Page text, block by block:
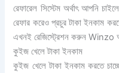
রেফারেল সিস্টেম অর্থাৎ আপনি
রেফার করেও প্রচুর টাকা ইনকাম
এখনই রেজিস্ট্রেশন করুন
কুইজ খেলে টাকা ইনকাম
কুইজ খেলে টাকা ইনকাম করতে